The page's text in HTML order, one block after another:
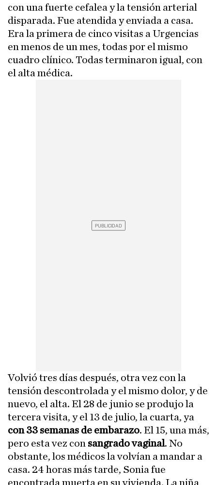
con una fuerte cefalea y la tensión arterial
disparada. Fue atendida y enviada a casa.
Era la primera de cinco visitas a Urgencias
en menos de un mes, todas por el mismo
cuadro clínico. Todas terminaron igual, con
el alta médica.
Volvió tres días después, otra vez con la
tensión descontrolada y el mismo dolor, y de
nuevo, el alta. El 28 de junio se produjo la
tercera visita, y el 13 de julio, la cuarta, ya
con 33 semanas de embarazo. El 15, una más,
pero esta vez con sangrado vaginal. No
obstante, los médicos la volvían a mandar a
casa. 24 horas más tarde, Sonia fue
encontrada muerta en su vivienda. La niña